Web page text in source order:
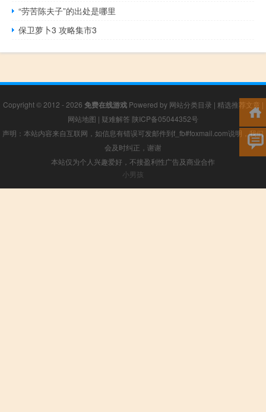
“劳苦陈夫子”的出处是哪里
保卫萝卜3 攻略集市3
Copyright © 2012 - 2026 免费在线游戏Powered by 网站分类目录 | 精选推荐文章 |
网站地图 | 疑难解答 陕ICP备05044352号
声明：本站内容来自互联网，如信息有错误可发邮件到f_fb#foxmail.com说明，我们
会及时纠正，谢谢
本站仅为个人兴趣爱好，不接盈利性广告及商业合作
小男孩